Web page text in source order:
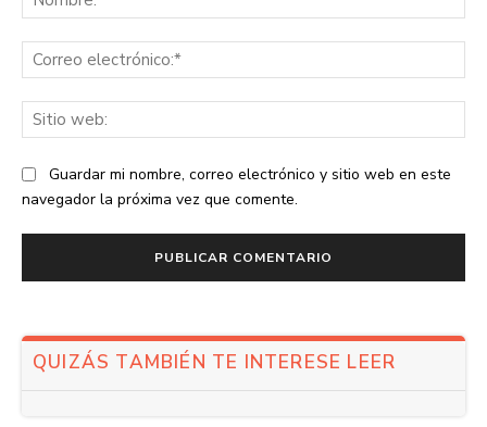
Guardar mi nombre, correo electrónico y sitio web en este
navegador la próxima vez que comente.
QUIZÁS TAMBIÉN TE INTERESE LEER